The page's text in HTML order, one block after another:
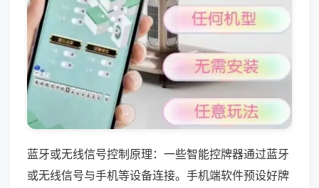
蓝牙或无线信号控制原理：一些智能控牌器通过蓝牙
或无线信号与手机等设备连接。手机端软件预设好牌